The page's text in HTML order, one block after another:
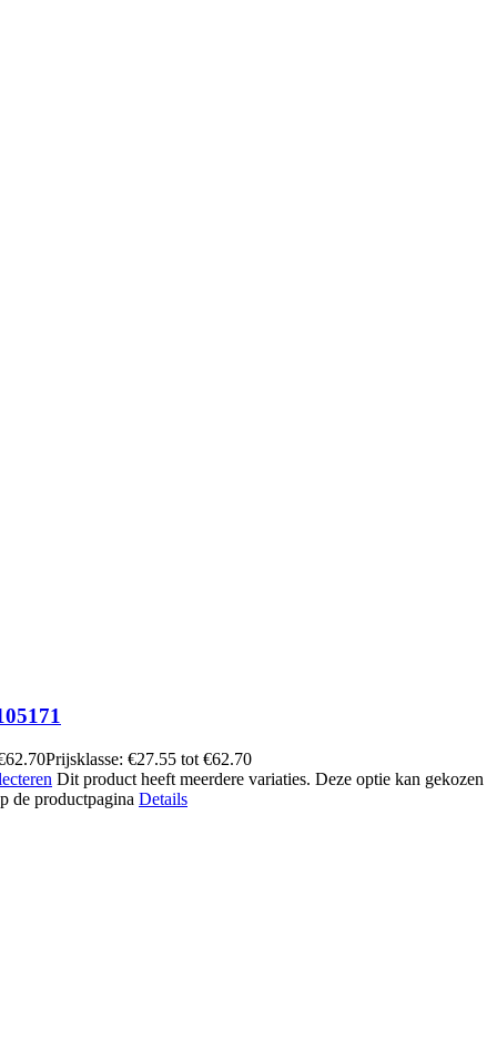
62.70Prijsklasse: €27.55 tot €62.70
Dit product heeft meerdere variaties. Deze optie kan gekozen
de productpagina Details